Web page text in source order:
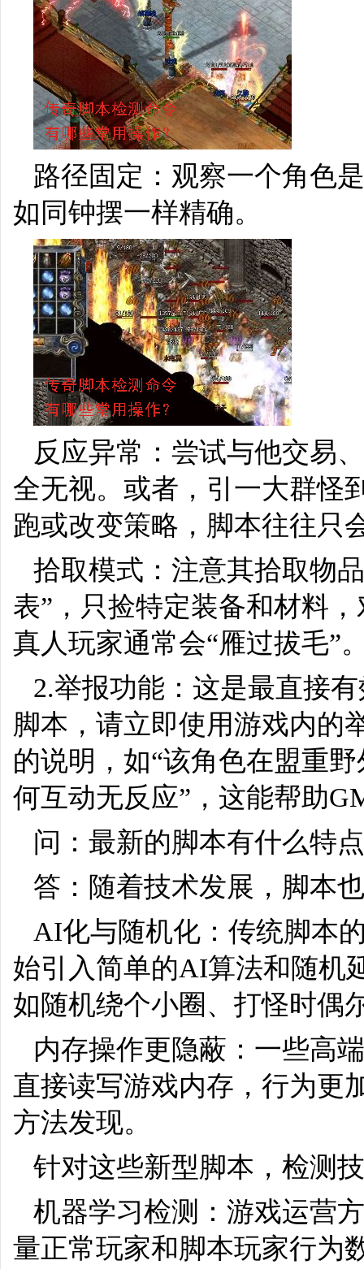
路径固定：观察一个角色
如同钟摆一样精确。
反应异常：尝试与他交易
全无视。或者，引一大群怪
跑或改变策略，脚本往往只
拾取模式：注意其拾取物
表”，只捡特定装备和材料
真人玩家通常会“雁过拔毛”
2.举报功能：这是最直接
脚本，请立即使用游戏内的
的说明，如“该角色在盟重
何互动无反应”，这能帮助
问：最新的脚本有什么特
答：随着技术发展，脚本
AI化与随机化：传统脚本
始引入简单的AI算法和随机
如随机绕个小圈、打怪时偶
内存操作更隐蔽：一些高
直接读写游戏内存，行为更
方法发现。
针对这些新型脚本，检测
机器学习检测：游戏运营
量正常玩家和脚本玩家行为